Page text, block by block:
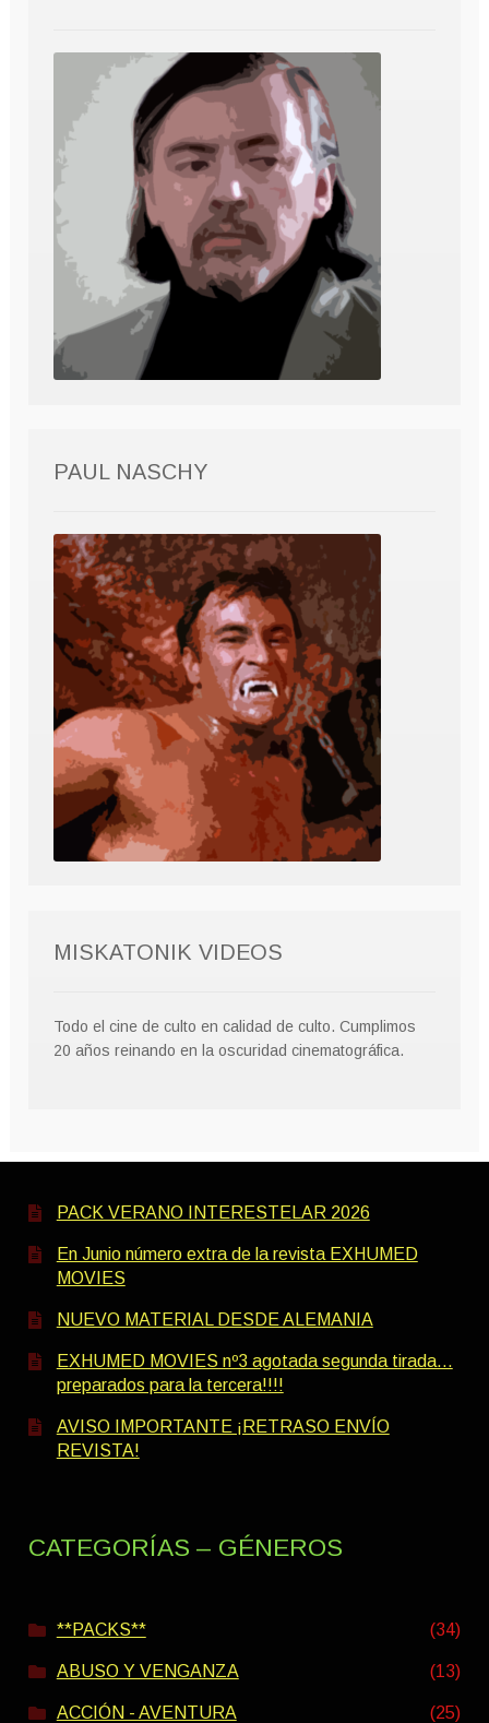
PAUL NASCHY
MISKATONIK VIDEOS
Todo el cine de culto en calidad de culto. Cumplimos
20 años reinando en la oscuridad cinematográfica.
PACK VERANO INTERESTELAR 2026
En Junio número extra de la revista EXHUMED
MOVIES
NUEVO MATERIAL DESDE ALEMANIA
EXHUMED MOVIES nº3 agotada segunda tirada…
preparados para la tercera!!!!
AVISO IMPORTANTE ¡RETRASO ENVÍO
REVISTA!
CATEGORÍAS – GÉNEROS
**PACKS** (34)
ABUSO Y VENGANZA (13)
ACCIÓN - AVENTURA (25)